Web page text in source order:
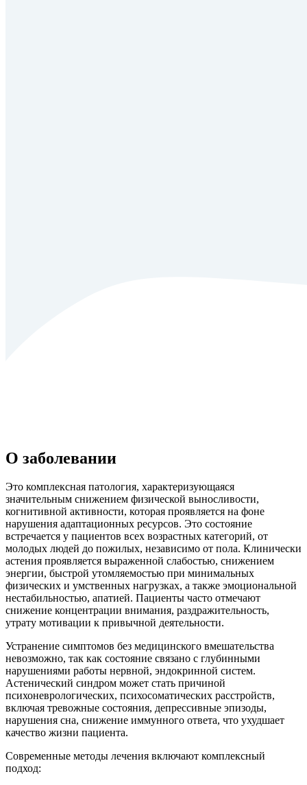
О заболевании
Это комплексная патология, характеризующаяся
значительным снижением физической выносливости,
когнитивной активности, которая проявляется на фоне
нарушения адаптационных ресурсов. Это состояние
встречается у пациентов всех возрастных категорий, от
молодых людей до пожилых, независимо от пола. Клинически
астения проявляется выраженной слабостью, снижением
энергии, быстрой утомляемостью при минимальных
физических и умственных нагрузках, а также эмоциональной
нестабильностью, апатией. Пациенты часто отмечают
снижение концентрации внимания, раздражительность,
утрату мотивации к привычной деятельности.
Устранение симптомов без медицинского вмешательства
невозможно, так как состояние связано с глубинными
нарушениями работы нервной, эндокринной систем.
Астенический синдром может стать причиной
психоневрологических, психосоматических расстройств,
включая тревожные состояния, депрессивные эпизоды,
нарушения сна, снижение иммунного ответа, что ухудшает
качество жизни пациента.
Современные методы лечения включают комплексный
подход: